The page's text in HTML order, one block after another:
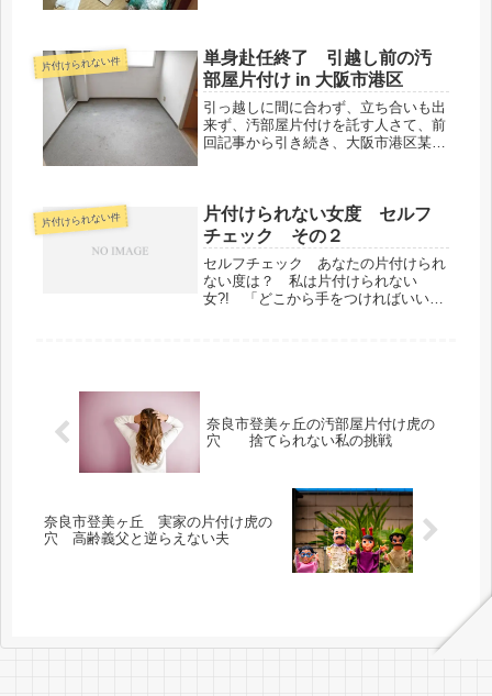
い...
片付けられない件
単身赴任終了 引越し前の汚
部屋片付け in 大阪市港区
引っ越しに間に合わず、立ち合いも出
来ず、汚部屋片付けを託す人さて、前
回記事から引き続き、大阪市港区某所
くだけの簡易清掃でOKだそうです。
太...
片付けられない件
片付けられない女度 セルフ
チェック その２
セルフチェック あなたの片付けられ
ない度は？ 私は片付けられない
女?! 「どこから手をつければいいの
う・・」「恥ずかしくて人に見せられ
ない・・」
奈良市登美ヶ丘の汚部屋片付け虎の
穴 捨てられない私の挑戦
奈良市登美ヶ丘 実家の片付け虎の
穴 高齢義父と逆らえない夫